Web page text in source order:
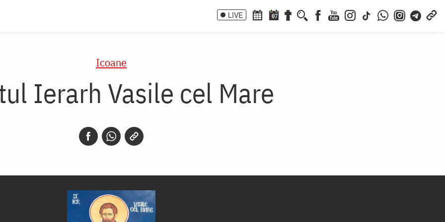
LIVE 07
Icoane
Ierarh Vasile cel Mare